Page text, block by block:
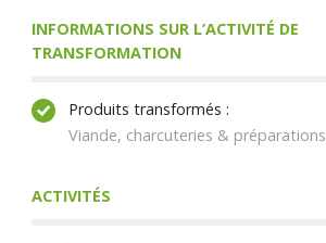
INFORMATIONS SUR L’ACTIVITÉ DE
TRANSFORMATION
Produits transformés :
Viande, charcuteries & préparations
ACTIVITÉS